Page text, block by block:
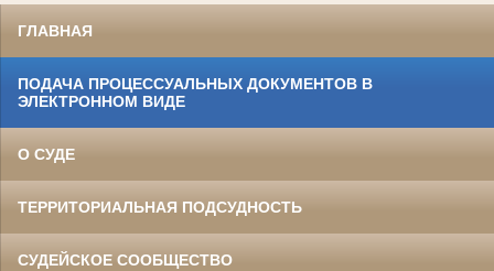
ГЛАВНАЯ
ПОДАЧА ПРОЦЕССУАЛЬНЫХ ДОКУМЕНТОВ В
ЭЛЕКТРОННОМ ВИДЕ
О СУДЕ
ТЕРРИТОРИАЛЬНАЯ ПОДСУДНОСТЬ
СУДЕЙСКОЕ СООБЩЕСТВО